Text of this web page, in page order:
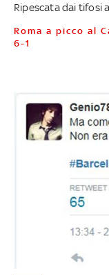
Ripescata dai tifosi
Roma a picco al Camp Nou: Barça spietato, finisce
6-1